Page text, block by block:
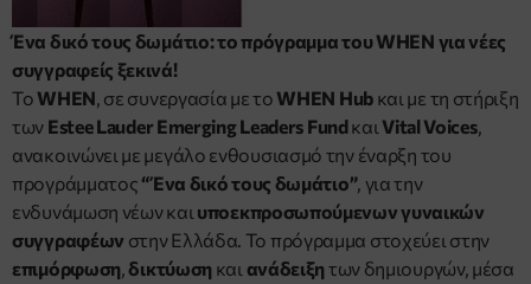
Ένα δικό τους δωμάτιο: το πρόγραμμα του WHEN για νέες
συγγραφείς ξεκινά!
ΤοWHEN, σε συνεργασία με τοWHEN Hubκαι με τη στήριξη
των Estee Lauder Emerging Leaders Fundκαι Vital Voices,
ανακοινώνει με μεγάλο ενθουσιασμό την έναρξη του
προγράμματος “Ένα δικό τους δωμάτιο”, για την
ενδυνάμωση νέων και υποεκπροσωπούμενων γυναικών
συγγραφέων στην Ελλάδα. Το πρόγραμμα στοχεύει στην
επιμόρφωση,δικτύωση και ανάδειξητων δημιουργών, μέσα